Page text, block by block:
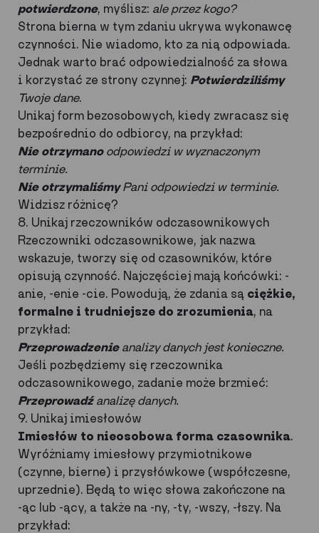
potwierdzone, myślisz: ale przez kogo?
Strona bierna w tym zdaniu ukrywa wykonawcę
czynności. Nie wiadomo, kto za nią odpowiada.
Jednak warto brać odpowiedzialność za słowa
i korzystać ze strony czynnej: Potwierdziliśmy
Twoje dane.
Unikaj form bezosobowych, kiedy zwracasz się
bezpośrednio do odbiorcy, na przykład:
Nie otrzymanoodpowiedzi w wyznaczonym
terminie.
Nie otrzymaliśmyPani odpowiedzi w terminie.
Widzisz różnicę?
8. Unikaj rzeczowników odczasownikowych
Rzeczowniki odczasownikowe, jak nazwa
wskazuje, tworzy się od czasowników, które
opisują czynność. Najczęściej mają końcówki: -
anie, -enie -cie. Powodują, że zdania są ciężkie,
formalne i trudniejsze do zrozumienia, na
przykład:
Przeprowadzenieanalizy danych jest konieczne.
Jeśli pozbędziemy się rzeczownika
odczasownikowego, zadanie może brzmieć:
Przeprowadźanalizę danych.
9. Unikaj imiesłowów
Imiesłów to nieosobowa forma czasownika.
Wyróżniamy imiesłowy przymiotnikowe
(czynne, bierne) i przysłówkowe (współczesne,
uprzednie). Będą to więc słowa zakończone na
-ąc lub -ący, a także na -ny, -ty, -wszy, -łszy. Na
przykład: